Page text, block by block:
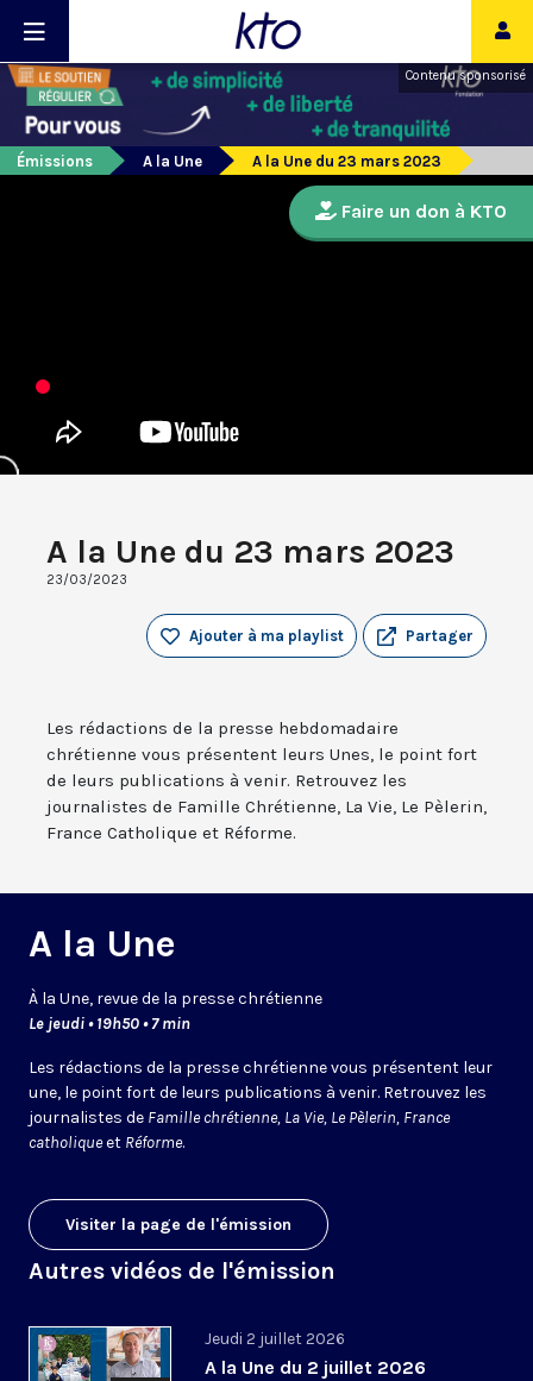
Contenu sponsorisé
Émissions A la Une A la Une du 23 mars 2023
A la Une du 23 mars 2023
23/03/2023
Partager
Ajouter à ma playlist
Les rédactions de la presse hebdomadaire
chrétienne vous présentent leurs Unes, le point fort
de leurs publications à venir. Retrouvez les
journalistes de Famille Chrétienne, La Vie, Le Pèlerin,
France Catholique et Réforme.
A la Une
À la Une, revue de la presse chrétienne
Le jeudi • 19h50 • 7 min
Les rédactions de la presse chrétienne vous présentent leur
une, le point fort de leurs publications à venir. Retrouvez les
journalistes de Famille chrétienne, La Vie, Le Pèlerin, France
catholiqueet Réforme.
Visiter la page de l'émission
Autres vidéos de l'émission
Jeudi 2 juillet 2026
A la Une du 2 juillet 2026
Faire un don à KTO